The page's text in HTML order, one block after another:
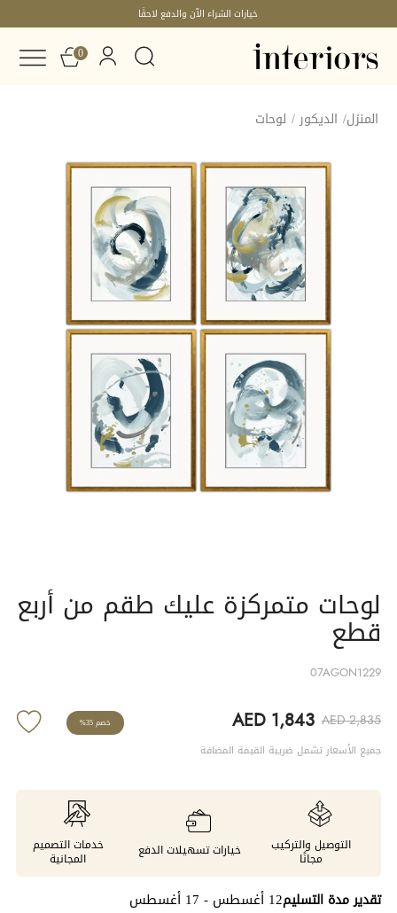
خيارات الشراء الآن والدفع لاحقًا
0
المنزل/ الديكور/ لوحات
لوحات متمركزة عليك طقم من أربع
قطع
07AGON1229
AED 1,843 AED 2,835
جميع الأسعار تشمل ضريبة القيمة المضافة
خصم 35%
التوصيل والتركيب
مجانًا خيارات تسهيلات الدفع خدمات التصميم
المجانية
تقدير مدة التسليم12 أغسطس - 17 أغسطس